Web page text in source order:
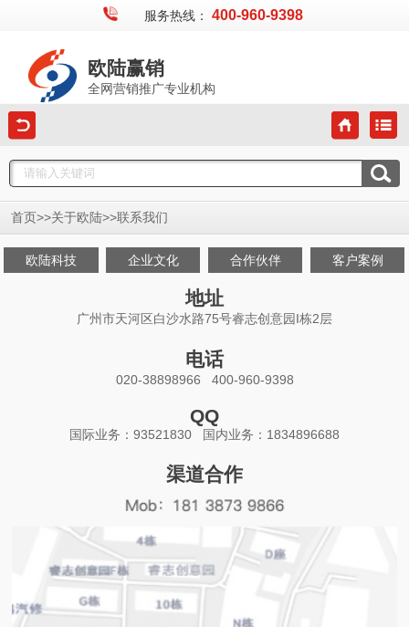
服务热线： 400-960-9398
欧陆赢销
全网营销推广专业机构
首页 >>关于欧陆>>联系我们
欧陆科技 企业文化 合作伙伴 客户案例
地址
广州市天河区白沙水路75号睿志创意园I栋2层
电话
020-38898966 400-960-9398
QQ
国际业务：93521830 国内业务：1834896688
渠道合作